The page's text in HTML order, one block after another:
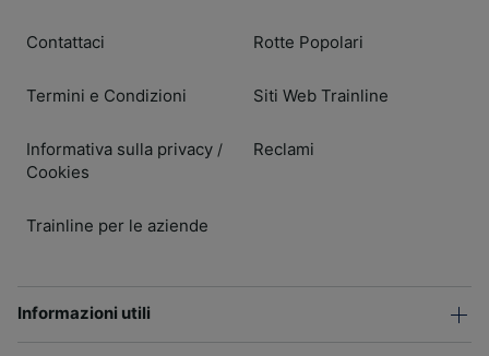
Contattaci
Termini e Condizioni
Informativa sulla privacy /
Cookies
Trainline per le aziende
Rotte Popolari
Siti Web Trainline
Reclami
Informazioni utili